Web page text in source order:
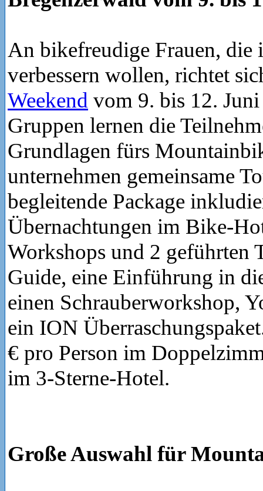
An bikefreudige Frauen, die
verbessern wollen, richtet
Weekend vom 9. bis 12.
Gruppen lernen die
Grundlagen fürs
unternehmen gemeinsame
begleitende Package
Übernachtungen im Bike-
Workshops und 2 geführten
Guide, eine Einführung in
einen Schrauberworkshop,
ein ION
€ pro Person im
im 3-Sterne-Hotel.
Große Auswahl für